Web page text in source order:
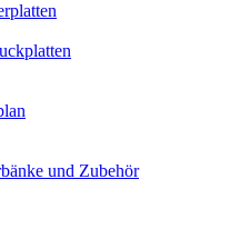
und Zubehör